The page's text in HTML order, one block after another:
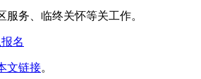
务、临终关怀等关工作。
名
文链接。